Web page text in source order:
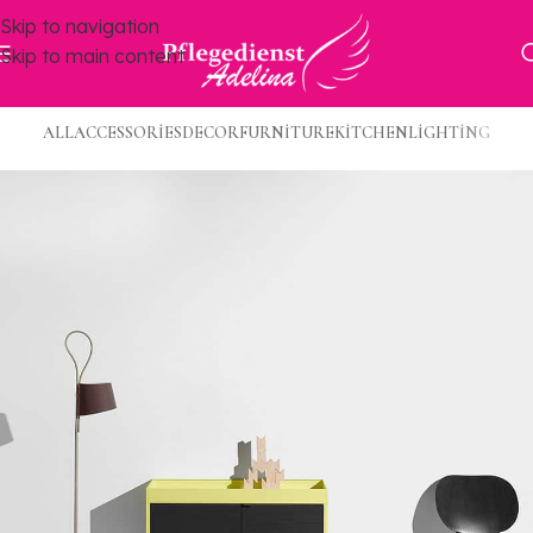
Skip to navigation
Skip to main content
ALLACCESSORIESDECORFURNITUREKITCHENLIGHTING